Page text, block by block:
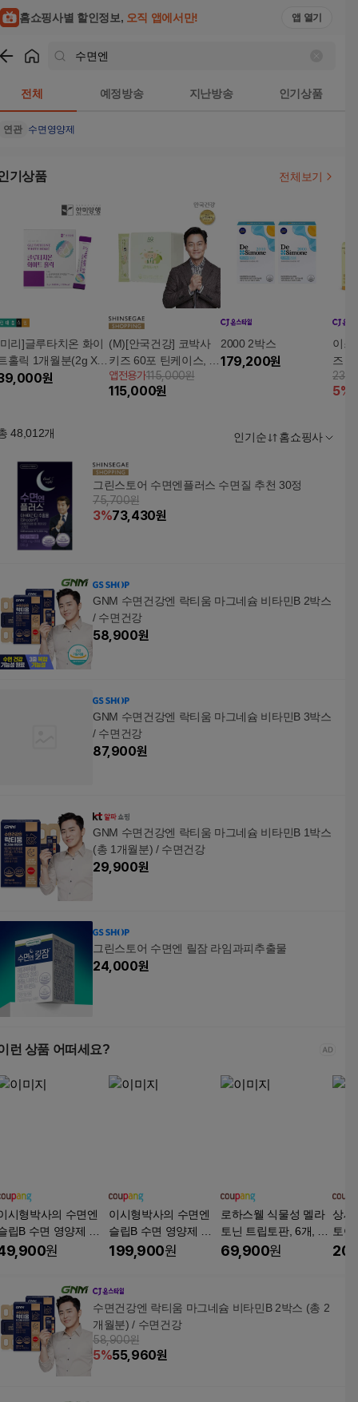
홈쇼핑사별 할인정보, 오직 앱에서만! 앱 열기
전체 예정방송 지난방송 인기상품
연관 수면영양제
기상품 전체보기
리]글루타치온 화이
홀릭 1개월분(2g X 3
포 X 1박스)
원
(M)[안국건강] 코박사
키즈 60포 틴케이스, 총
1개월분
앱전용가115,000원
115,000원
2000 2박스
179,200원
이스
즈
나나
5%
48,012개 인기순 홈쇼핑사
그린스토어 수면엔플러스 수면질 추천 30정
75,700원
3%73,430원
GNM 수면건강엔 락티움 마그네슘 비타민B 2박스
/ 수면건강
58,900원
GNM 수면건강엔 락티움 마그네슘 비타민B 3박스
/ 수면건강
87,900원
GNM 수면건강엔 락티움 마그네슘 비타민B 1박스
(총 1개월분) / 수면건강
29,900원
그린스토어 수면엔 릴잠 라임과피추출물
24,000원
런 상품 어떠세요?
시형박사의 수면엔
립B 수면 영양제 미
주정추출물 감마오
원
이시형박사의 수면엔
슬립B 수면 영양제 미
강주정추출물 감마오
분
199,900원
로하스웰 식물성 멜라
토닌 트립토판, 6개, 30
정
69,900원
상세
토어
면엔
수면건강엔 락티움 마그네슘 비타민B 2박스 (총 2
개월분) / 수면건강
58,900원
5%55,960원